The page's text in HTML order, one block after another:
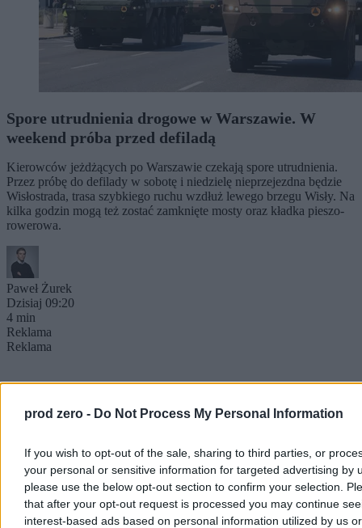
prod zero - Do Not Process My Personal Information
If you wish to opt-out of the sale, sharing to third parties, or
your personal or sensitive information for targeted advertising by
please use the below opt-out section to confirm your selection.
that after your opt-out request is processed you may continue
interest-based ads based on personal information utilized by us or
Spore utrudnienia drogowe w Warszawie. W
weekend próba przed defiladą
Kierowców jeżdżących po Warszawie czekają spore utrudnienia.
Przez próbę do defilady w sobotę i niedzielę nieprzejezdna będzie
Wisłostrada, trasa szybkiego ruchu wzdłuż lewego brzegu Wisły. Na
kilka godzin mogą też zostać zamknięte mosty oraz kładka pieszo-
rowerowa.
Paweł Żurek
Dzisiaj 09:20
4 min
Reklama
Reklama